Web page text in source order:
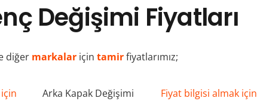
Değişimi Fiyatları
diğer markalar için tamirfiyatlarımız;
Arka Kapak Değişimi
Fiyat bilgisi almak için